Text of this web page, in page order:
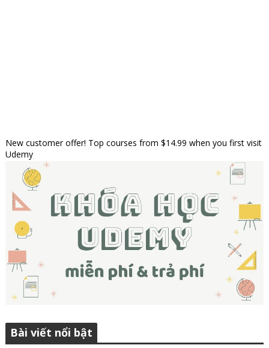
New customer offer! Top courses from $14.99 when you first visit
Udemy
Bài viết nổi bật